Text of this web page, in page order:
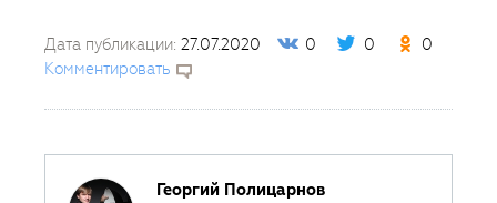
Дата публикации: 27.07.2020 0 0
0
Комментировать
Георгий Полицарнов